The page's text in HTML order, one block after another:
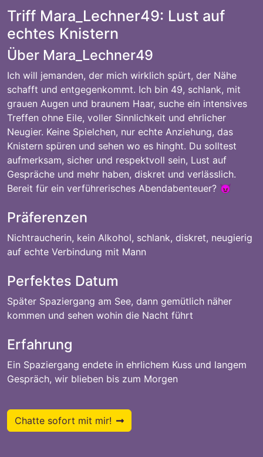
Triff Mara_Lechner49: Lust auf
echtes Knistern
Über Mara_Lechner49
Ich will jemanden, der mich wirklich spürt, der Nähe
schafft und entgegenkommt. Ich bin 49, schlank, mit
grauen Augen und braunem Haar, suche ein intensives
Treffen ohne Eile, voller Sinnlichkeit und ehrlicher
Neugier. Keine Spielchen, nur echte Anziehung, das
Knistern spüren und sehen wo es hinght. Du solltest
aufmerksam, sicher und respektvoll sein, Lust auf
Gespräche und mehr haben, diskret und verlässlich.
Bereit für ein verführerisches Abendabenteuer? 😈
Präferenzen
Nichtraucherin, kein Alkohol, schlank, diskret, neugierig
auf echte Verbindung mit Mann
Perfektes Datum
Später Spaziergang am See, dann gemütlich näher
kommen und sehen wohin die Nacht führt
Erfahrung
Ein Spaziergang endete in ehrlichem Kuss und langem
Gespräch, wir blieben bis zum Morgen
Chatte sofort mit mir!